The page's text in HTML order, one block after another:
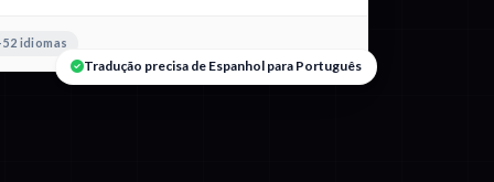
idiomas
Tradução precisa de Espanhol para Português